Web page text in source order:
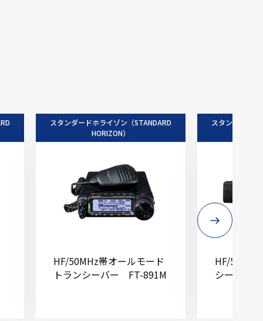
スタンダードホライゾン（STANDARD
HORIZON）
HF/50MHz帯オールモード
トランシーバー FT-891M
スタンダード
HF/50MHz
シーバー